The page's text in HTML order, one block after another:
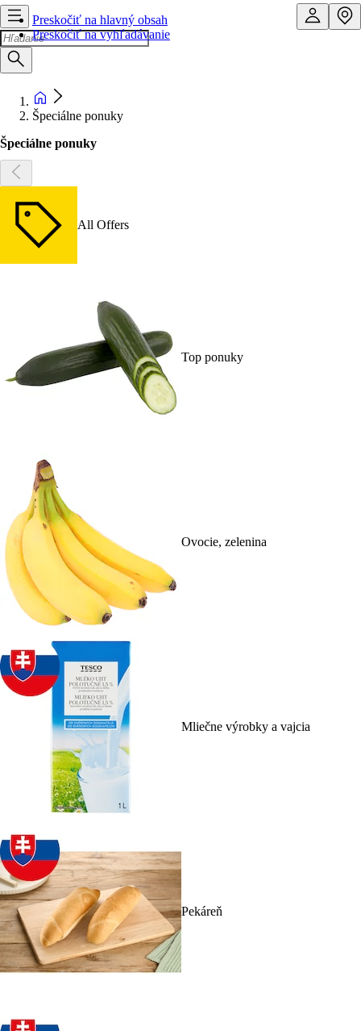
Preskočiť na hlavný obsah
Preskočiť na vyhľadávanie
Špeciálne ponuky
Špeciálne ponuky
All Offers
Top ponuky
Ovocie, zelenina
Mliečne výrobky a vajcia
Pekáreň